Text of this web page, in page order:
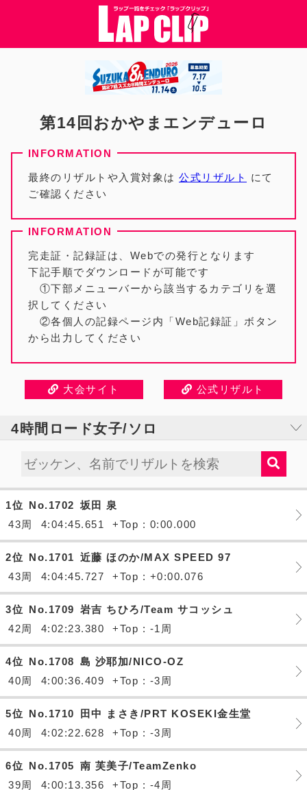
第14回おかやまエンデューロ
最終のリザルトや入賞対象は 公式リザルト
にて
ご確認ください
完走証・記録証は、Webでの発行となります
下記手順でダウンロードが可能です
①下部メニューバーから該当するカテゴリを選
択してください
②各個人の記録ページ内「Web記録証」ボタン
から出力してください
大会サイト 公式リザルト
4時間ロード女子/ソロ
1位 No.1702 坂田 泉
43周
4:04:45.651 +Top : 0:00.000
2位 No.1701 近藤 ほのか/MAX SPEED 97
43周
4:04:45.727 +Top : +0:00.076
3位 No.1709 岩吉 ちひろ/Team サコッシュ
42周
4:02:23.380 +Top : -1周
4位 No.1708 島 沙耶加/NICO-OZ
40周
4:00:36.409 +Top : -3周
5位 No.1710
田中 まさき/PRT KOSEKI金生堂
40周
4:02:22.628 +Top : -3周
6位 No.1705 南 芙美子/TeamZenko
39周
4:00:13.356 +Top : -4周